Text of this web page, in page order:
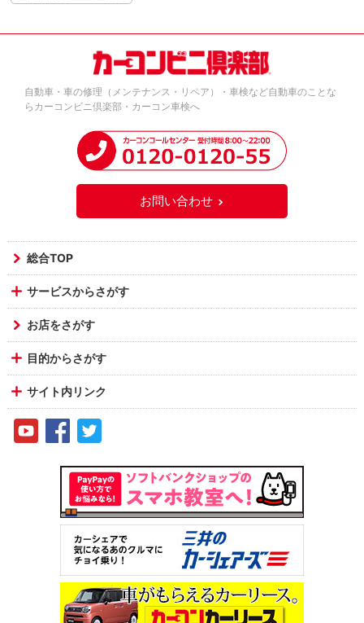
自動車・車の修理（メンテナンス・リペア）・車検など自動車のことな
らカーコンビニ倶楽部・カーコン車検へ
お問い合わせ
総合TOP
サービスからさがす
お店をさがす
目的からさがす
サイト内リンク